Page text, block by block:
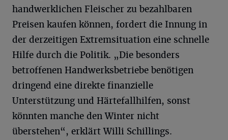
handwerklichen Fleischer zu bezahlbaren
Preisen kaufen können, fordert die Innung in
der derzeitigen Extremsituation eine schnelle
Hilfe durch die Politik. „Die besonders
betroffenen Handwerksbetriebe benötigen
dringend eine direkte finanzielle
Unterstützung und Härtefallhilfen, sonst
könnten manche den Winter nicht
überstehen“, erklärt Willi Schillings.